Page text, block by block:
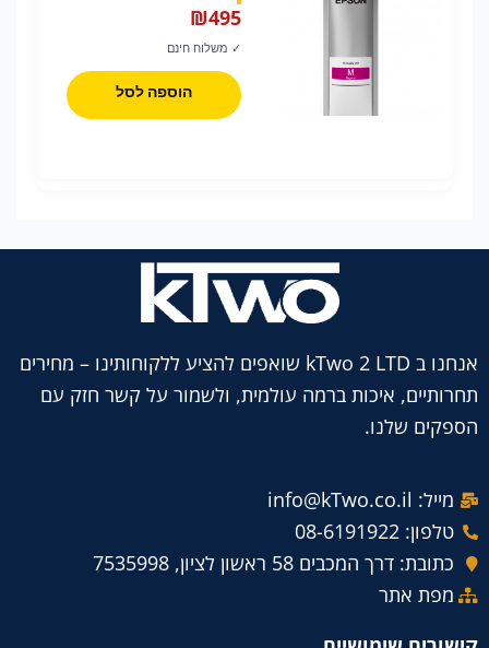
₪495
✓ משלוח חינם
הוספה לסל
אנחנו ב kTwo 2 LTD שואפים להציע ללקוחותינו – מחירים
תחרותיים, איכות ברמה עולמית, ולשמור על קשר חזק עם
הספקים שלנו.
מייל: info@kTwo.co.il
טלפון: 08-6191922
כתובת: דרך המכבים 58 ראשון לציון, 7535998
מפת אתר